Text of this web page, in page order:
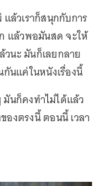
ล้วเราก็สนุกกับการ
แล้วพอมันสด จะให้
วนะ มันก็เลยกลาย
กันแค่ในหนังเรื่องนี้
มันก็คงทำไม่ได้แล้ว
องตรงนี้ ตอนนี้ เวลา